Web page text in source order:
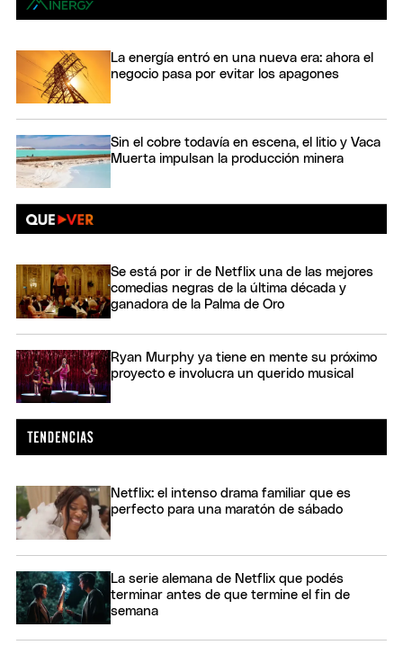
La energía entró en una nueva era: ahora el
negocio pasa por evitar los apagones
Sin el cobre todavía en escena, el litio y Vaca
Muerta impulsan la producción minera
Se está por ir de Netflix una de las mejores
comedias negras de la última década y
ganadora de la Palma de Oro
Ryan Murphy ya tiene en mente su próximo
proyecto e involucra un querido musical
Netflix: el intenso drama familiar que es
perfecto para una maratón de sábado
La serie alemana de Netflix que podés
terminar antes de que termine el fin de
semana